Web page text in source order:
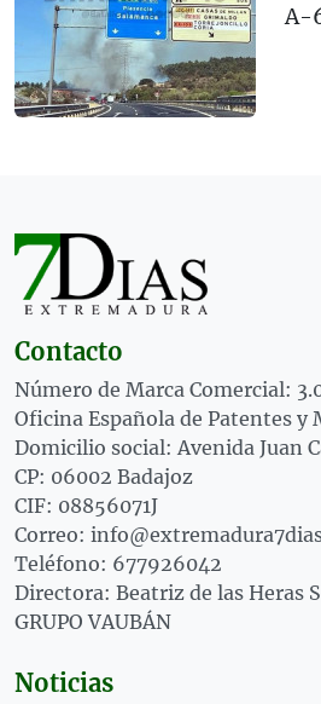
A-
Contacto
Número de Marca Comercial:
Oficina Española de Patentes y
Domicilio social: Avenida Juan
CP: 06002 Badajoz
CIF: 08856071J
Correo:
Teléfono: 677926042
Directora: Beatriz de las Heras
GRUPO VAUBÁN
Noticias